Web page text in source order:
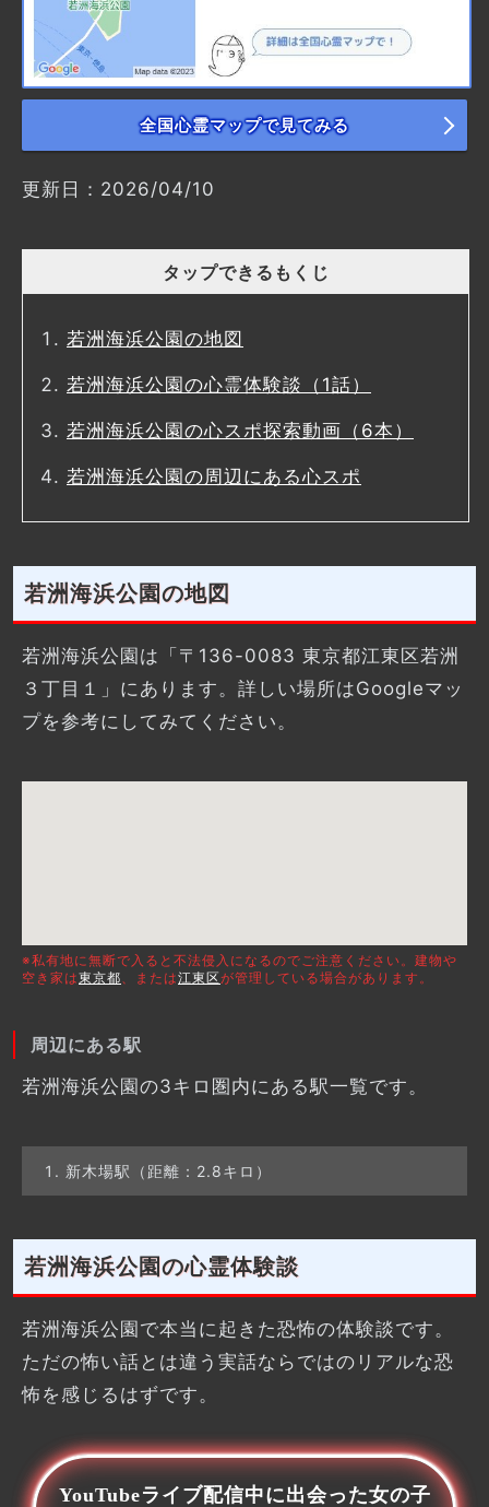
全国心霊マップで見てみる
更新日：2026/04/10
タップできるもくじ
若洲海浜公園の地図
若洲海浜公園の心霊体験談（1話）
若洲海浜公園の心スポ探索動画（6本）
若洲海浜公園の周辺にある心スポ
若洲海浜公園の地図
若洲海浜公園は「〒136-0083 東京都江東区若洲
３丁目１」にあります。詳しい場所はGoogleマッ
プを参考にしてみてください。
※私有地に無断で入ると不法侵入になるのでご注意ください。建物や
空き家は東京都、または江東区が管理している場合があります。
周辺にある駅
若洲海浜公園の3キロ圏内にある駅一覧です。
新木場駅（距離：2.8キロ）
若洲海浜公園の心霊体験談
若洲海浜公園で本当に起きた恐怖の体験談です。
ただの怖い話とは違う実話ならではのリアルな恐
怖を感じるはずです。
YouTubeライブ配信中に出会った女の子